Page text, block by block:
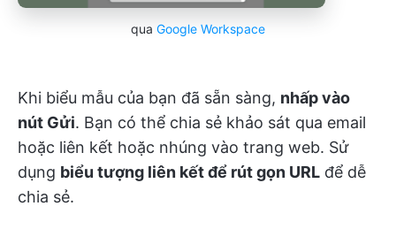
qua Google Workspace
Khi biểu mẫu của bạn đã sẵn sàng, nhấp vào
nút Gửi. Bạn có thể chia sẻ khảo sát qua email
hoặc liên kết hoặc nhúng vào trang web. Sử
dụng biểu tượng liên kết để rút gọn URL để dễ
chia sẻ.